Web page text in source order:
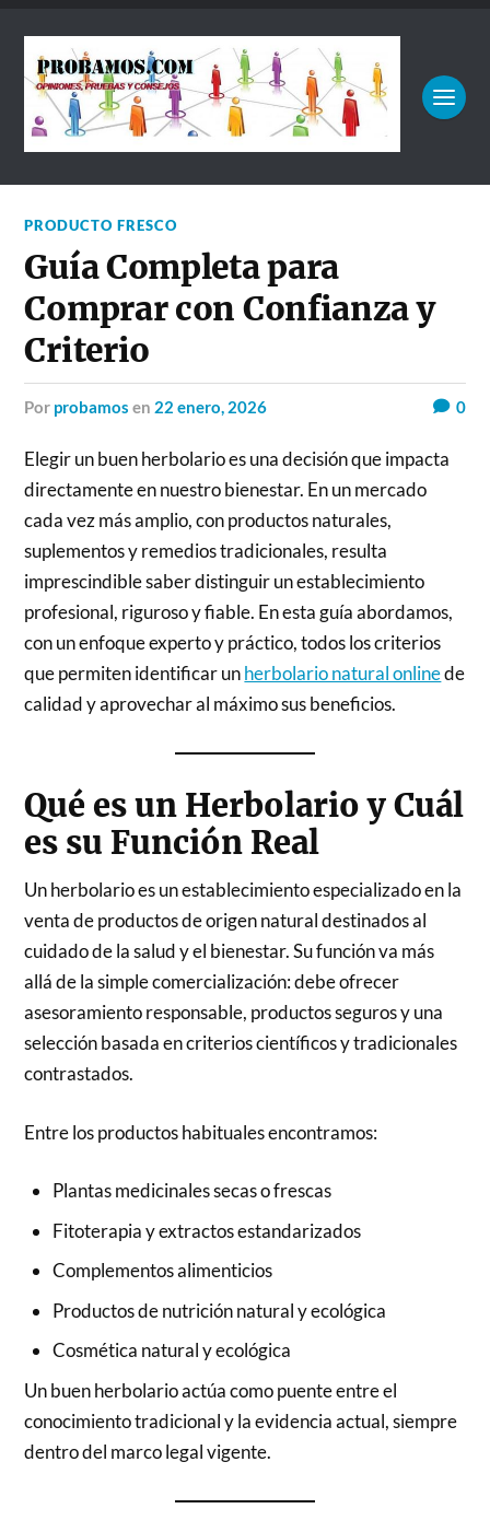
PRODUCTO FRESCO
Guía Completa para
Comprar con Confianza y
Criterio
por probamos en 22 enero, 2026 0
Elegir un buen herbolario es una decisión que impacta
directamente en nuestro bienestar. En un mercado
cada vez más amplio, con productos naturales,
suplementos y remedios tradicionales, resulta
imprescindible saber distinguir un establecimiento
profesional, riguroso y fiable. En esta guía abordamos,
con un enfoque experto y práctico, todos los criterios
que permiten identificar unherbolario natural onlinede
calidad y aprovechar al máximo sus beneficios.
Qué es un Herbolario y Cuál
es su Función Real
Un herbolario es un establecimiento especializado en la
venta de productos de origen natural destinados al
cuidado de la salud y el bienestar. Su función va más
allá de la simple comercialización: debe ofrecer
asesoramiento responsable, productos seguros y una
selección basada en criterios científicos y tradicionales
contrastados.
Entre los productos habituales encontramos:
Plantas medicinales secas o frescas
Fitoterapia y extractos estandarizados
Complementos alimenticios
Productos de nutrición natural y ecológica
Cosmética natural y ecológica
Un buen herbolario actúa como puente entre el
conocimiento tradicional y la evidencia actual, siempre
dentro del marco legal vigente.